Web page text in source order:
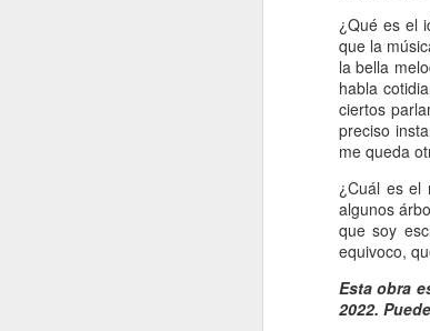
¿Qué es el
que la
la bella
habla
ciertos
preciso
me queda
¿Cuál es el
algunos
que soy
equivoco,
Esta obra
2022.